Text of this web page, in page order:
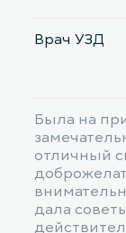
Врач УЗД
Была на
отличный
дала